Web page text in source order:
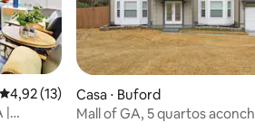
4,92 de uma avaliação média de 5, 13
4,92 (13)
Casa ⋅ Buford
Mall of GA, 5 quartos